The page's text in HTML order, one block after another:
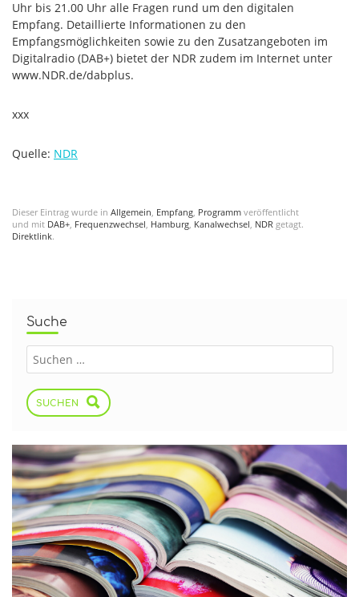
Uhr bis 21.00 Uhr alle Fragen rund um den digitalen
Empfang. Detaillierte Informationen zu den
Empfangsmöglichkeiten sowie zu den Zusatzangeboten im
Digitalradio (DAB+) bietet der NDR zudem im Internet unter
www.NDR.de/dabplus.
xxx
Quelle: NDR
Dieser Eintrag wurde in Allgemein, Empfang, Programm veröffentlicht
und mit DAB+, Frequenzwechsel, Hamburg, Kanalwechsel, NDR getagt.
Direktlink.
Suche
SUCHEN